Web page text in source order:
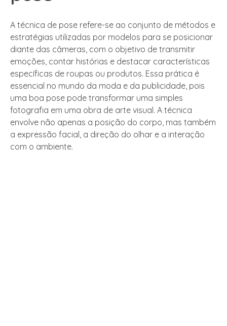
A técnica de pose refere-se ao conjunto de métodos e
estratégias utilizadas por modelos para se posicionar
diante das câmeras, com o objetivo de transmitir
emoções, contar histórias e destacar características
específicas de roupas ou produtos. Essa prática é
essencial no mundo da moda e da publicidade, pois
uma boa pose pode transformar uma simples
fotografia em uma obra de arte visual. A técnica
envolve não apenas a posição do corpo, mas também
a expressão facial, a direção do olhar e a interação
com o ambiente.